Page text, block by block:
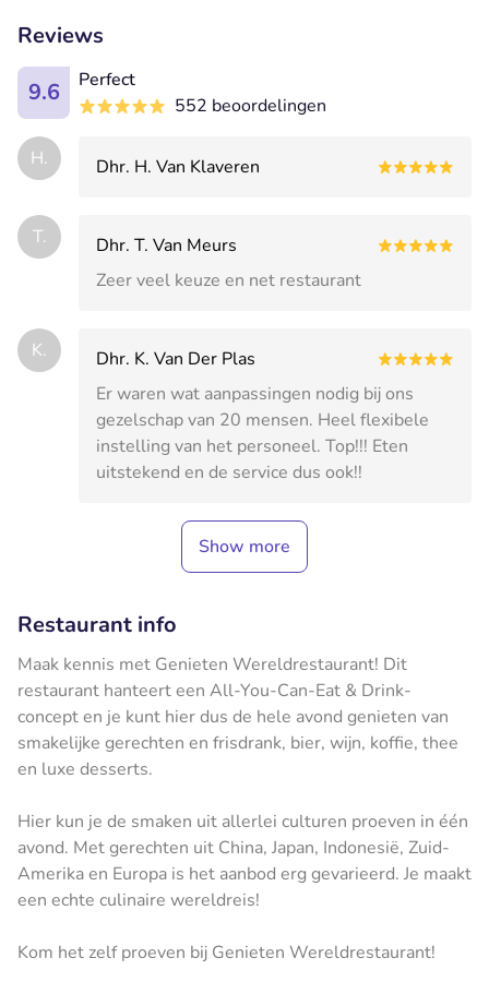
Reviews
9.6
Perfect
552 beoordelingen
H. Dhr. H. Van Klaveren
T.
Dhr. T. Van Meurs
Zeer veel keuze en net restaurant
K.
Dhr. K. Van Der Plas
Er waren wat aanpassingen nodig bij ons
gezelschap van 20 mensen. Heel flexibele
instelling van het personeel. Top!!! Eten
uitstekend en de service dus ook!!
Show more
Restaurant info
Maak kennis met Genieten Wereldrestaurant! Dit
restaurant hanteert een All-You-Can-Eat & Drink-
concept en je kunt hier dus de hele avond genieten van
smakelijke gerechten en frisdrank, bier, wijn, koffie, thee
en luxe desserts.
Hier kun je de smaken uit allerlei culturen proeven in één
avond. Met gerechten uit China, Japan, Indonesië, Zuid-
Amerika en Europa is het aanbod erg gevarieerd. Je maakt
een echte culinaire wereldreis!
Kom het zelf proeven bij Genieten Wereldrestaurant!